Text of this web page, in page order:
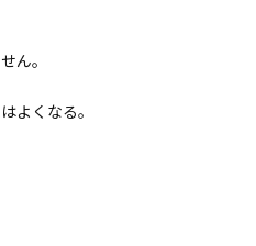
ん。
よくなる。